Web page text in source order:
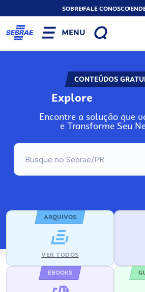
SOBREFALE CONOSCO
MENU
CONTEÚDOS
Explore
Encontre a solução que
e Transforme Seu
ARQUIVOS
VER TODOS
EBOOKS